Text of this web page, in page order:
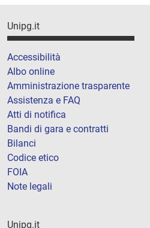
Unipg.it
Accessibilità
Albo online
Amministrazione trasparente
Assistenza e FAQ
Atti di notifica
Bandi di gara e contratti
Bilanci
Codice etico
FOIA
Note legali
Unipg.it